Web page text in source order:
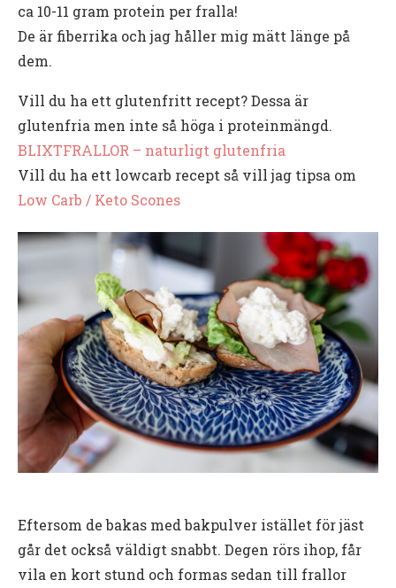
ca 10-11 gram protein per fralla!
De är fiberrika och jag håller mig mätt länge på
dem.
Vill du ha ett glutenfritt recept? Dessa är
glutenfria men inte så höga i proteinmängd.
BLIXTFRALLOR – naturligt glutenfria
Vill du ha ett lowcarb recept så vill jag tipsa om
Low Carb / Keto Scones
Eftersom de bakas med bakpulver istället för jäst
går det också väldigt snabbt. Degen rörs ihop, får
vila en kort stund och formas sedan till frallor